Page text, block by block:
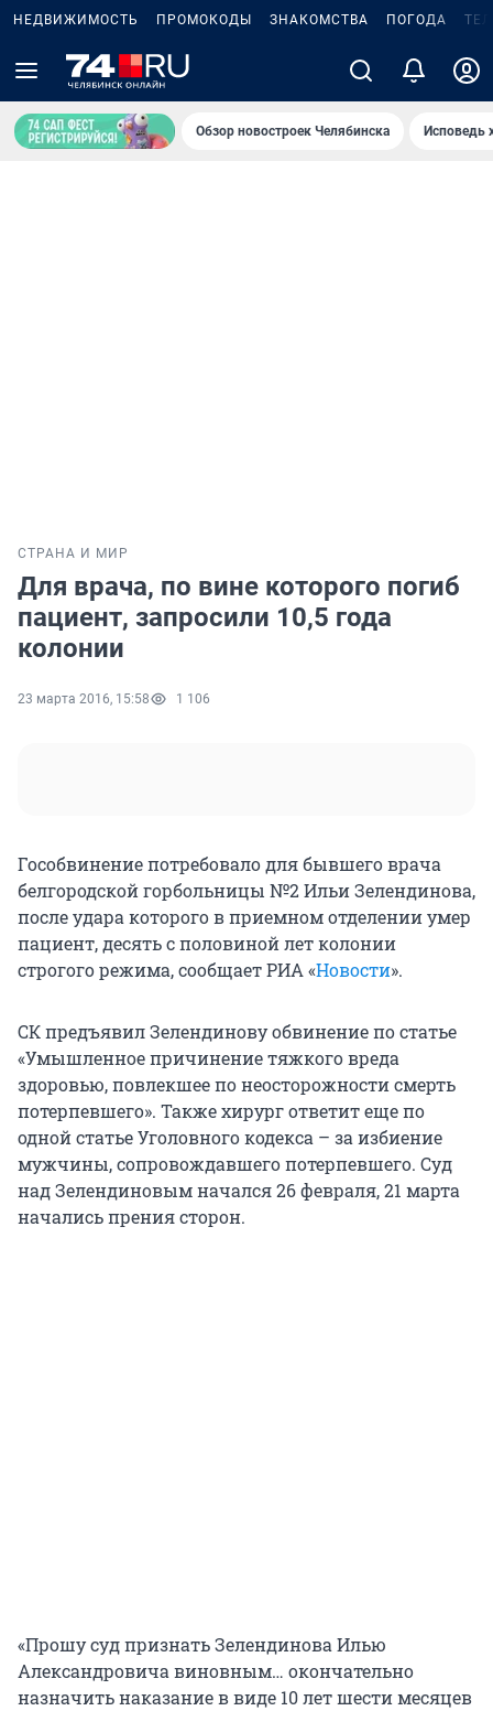
НЕДВИЖИМОСТЬ ПРОМОКОДЫ ЗНАКОМСТВА ПОГОДА
Обзор новостроек Челябинска Исповедь
СТРАНА И МИР
Для врача, по вине которого погиб
пациент, запросили 10,5 года
колонии
23 марта 2016, 15:58 1 106
Гособвинение потребовало для бывшего врача
белгородской горбольницы №2 Ильи Зелендинова,
после удара которого в приемном отделении умер
пациент, десять с половиной лет колонии
строгого режима, сообщает РИА «Новости».
СК предъявил Зелендинову обвинение по статье
«Умышленное причинение тяжкого вреда
здоровью, повлекшее по неосторожности смерть
потерпевшего». Также хирург ответит еще по
одной статье Уголовного кодекса – за избиение
мужчины, сопровождавшего потерпевшего. Суд
над Зелендиновым начался 26 февраля, 21 марта
начались прения сторон.
«Прошу суд признать Зелендинова Илью
Александровича виновным… окончательно
назначить наказание в виде 10 лет шести месяцев